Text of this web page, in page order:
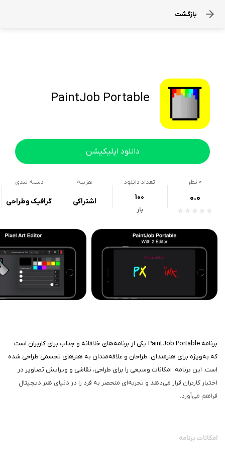
بازگشت
PaintJob Portable
دانلود اپلیکیشن
0 نظر
0.0
تعداد دانلود
100
بار
هزینه
اشتراکی
دسته بندی
گرافیک وطراحی
برنامه PaintJob Portable یکی از برنامه‌های خلاقانه و جذاب برای کاربران است
که به‌ویژه برای هنرمندان، طراحان و علاقه‌مندان به هنرهای تجسمی طراحی شده
است. این برنامه، امکانات وسیعی را برای طراحی، نقاشی و ویرایش تصاویر در
اختیار کاربران قرار می‌دهد و تجربه‌ای منحصر به فرد را در دنیای هنر دیجیتال
فراهم می‌آورد.
امکانات برنامه